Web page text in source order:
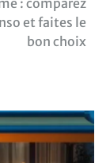
et faites le
bon choix